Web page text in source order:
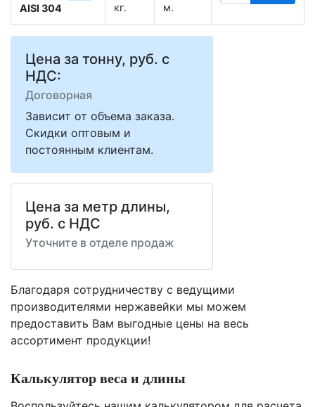
AISI 304
кг.
м.
Цена за тонну, руб. с
НДС:
Договорная
Зависит от объема заказа.
Скидки оптовым и
постоянным клиентам.
Цена за метр длины,
руб. с НДС
Уточните в отделе продаж
Благодаря сотрудничеству с ведущими
производителями нержавейки мы можем
предоставить Вам выгодные цены на весь
ассортимент продукции!
Калькулятор веса и длины